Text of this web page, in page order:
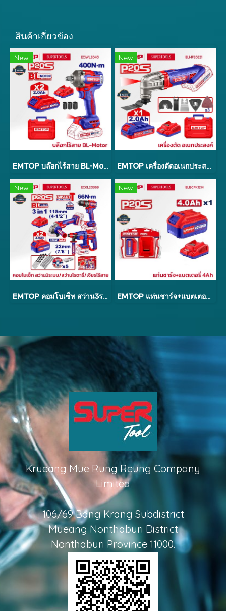
สินค้าเกี่ยวข้อง
New
EMTOP บล๊อกไร้สาย BL-Motor รุ่น ECIWL2040
New
EMTOP เครื่องตัดอเนกประสงค์ ขัด/ตัด/เจาะ รุ่น ELMF20221
New
EMTOP คอมโบเซ็ท สว่าน3ระบบ/สว่านโรตารี่/เจียรไร้สาย รุ่น ECKL20369
New
EMTOP แท่นชาร์จ+แบตเตอรี่ 4Ah รุ่น ELBCPK1214
Krueang Mue Rung Reung Company
Limited
106/69 Bang Krang Subdistrict
Mueang Nonthaburi District
Nonthaburi Province 11000.